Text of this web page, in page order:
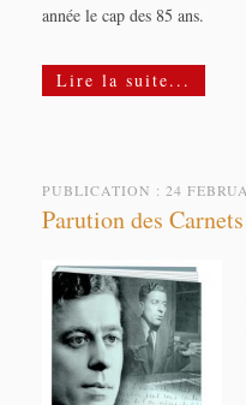
année le cap des 85 ans.
Lire la suite...
PUBLICATION : 24
Parution des